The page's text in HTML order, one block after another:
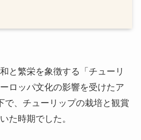
と繁栄を象徴する「チューリ
ロッパ文化の影響を受けたア
で、チューリップの栽培と観賞
た時期でした。